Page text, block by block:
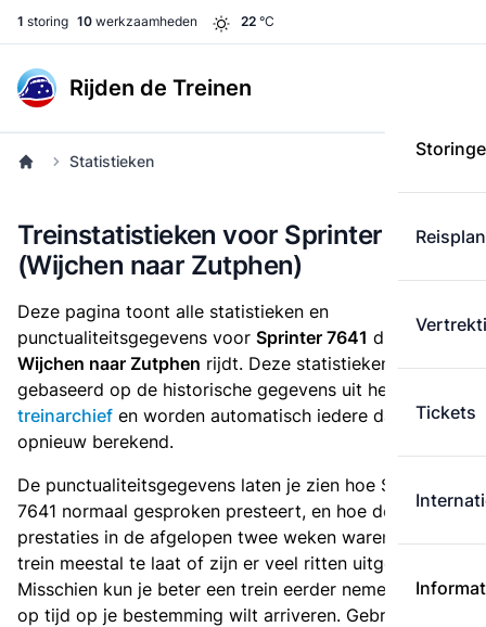
1 storing 10 werkzaamheden 22 °C
Rijden de Treinen
Tickets
Statistieken
Treinstatistieken voor Sprinter 7641
(Wijchen naar Zutphen)
Deze pagina toont alle statistieken en
punctualiteitsgegevens voor Sprinter 7641 die
van
Wijchen naar Zutphen rijdt. Deze statistieken zijn
gebaseerd op de historische gegevens uit het
treinarchief en worden automatisch iedere dag
opnieuw berekend.
De punctualiteitsgegevens laten je zien hoe Sprinter
7641 normaal gesproken presteert, en hoe de
prestaties in de afgelopen twee weken waren. Is deze
trein meestal te laat of zijn er veel ritten uitgevallen?
Misschien kun je beter een trein eerder nemen als je
op tijd op je bestemming wilt arriveren. Gebruik de